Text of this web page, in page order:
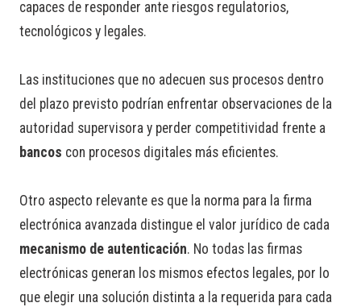
capaces de responder ante riesgos regulatorios,
tecnológicos y legales.
Las instituciones que no adecuen sus procesos dentro
del plazo previsto podrían enfrentar observaciones de la
autoridad supervisora y perder competitividad frente a
bancos con procesos digitales más eficientes.
Otro aspecto relevante es que la norma para la firma
electrónica avanzada distingue el valor jurídico de cada
mecanismo de autenticación. No todas las firmas
electrónicas generan los mismos efectos legales, por lo
que elegir una solución distinta a la requerida para cada